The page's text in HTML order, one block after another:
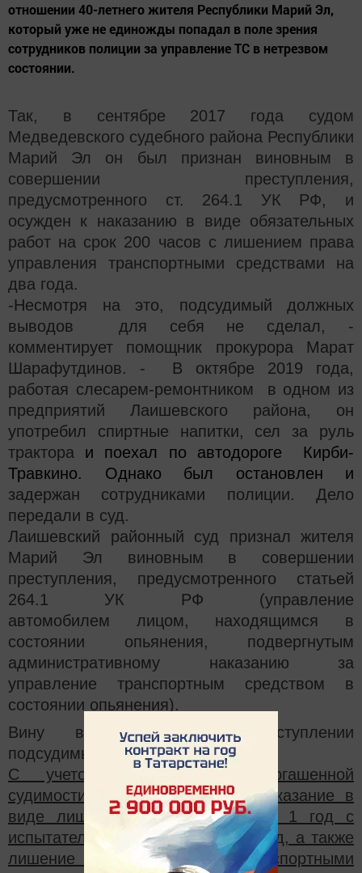
отношении 40-летнего жителя Республики Марий Эл,
который уже не единожды попадал в поле зрения
сотрудников полиции за управление ТС в нетрезвом
состоянии.
Так, в сентябре 2017 года судом
Медведевского судебного района Республики
Марий Эл он был признан виновным в
совершении преступления,
предусмотренного ст. 264.1 УК РФ, и
осужден к наказанию в виде обязательных
работ на срок 200 часов с лишением права
управления транспортными средствами на
два года.
-Несмотря на это, подсудимый должных
выводов для себя не сделал, -
комментирует помощник прокурора Марат
Шарафутдинов. - В октябре 2019 года,
работая слесарем-ремонтником в одном из
предприятий Лаишевского района, он
употребил спиртные напитки, сел за руль
трактора и поехал по автодороге Кирби-
Травкино. Однако был остановлен и
задержан сотрудниками полиции. Дело
передали в суд.
Лаишевский районный суд признал жителя
Марий Эл виновным в совершении
преступления, предусмотренного статьей
264.1 УК РФ (управление
автомобилем лицом, находящимся в
состоянии опьянения, подвергнутым
административному наказанию за
управление транспортным средством в
состоянии опьянения).
Вину в совершенном преступлении
подсудимый признал полностью.
С учетом предыдущей непогашенной
судимости, суд назначил ему наказание в
виде лишения свободы на срок 1 год с
испытательным сроком на один год, а также
лишение права управления транспортными